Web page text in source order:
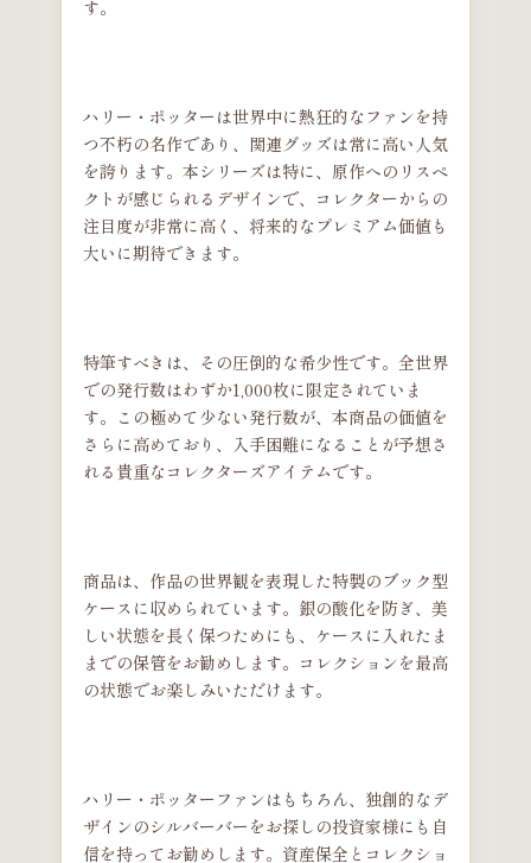
す。
ハリー・ポッターは世界中に熱狂的なファンを持
つ不朽の名作であり、関連グッズは常に高い人気
を誇ります。本シリーズは特に、原作へのリスペ
クトが感じられるデザインで、コレクターからの
注目度が非常に高く、将来的なプレミアム価値も
大いに期待できます。
特筆すべきは、その圧倒的な希少性です。全世界
での発行数はわずか1,000枚に限定されていま
す。この極めて少ない発行数が、本商品の価値を
さらに高めており、入手困難になることが予想さ
れる貴重なコレクターズアイテムです。
商品は、作品の世界観を表現した特製のブック型
ケースに収められています。銀の酸化を防ぎ、美
しい状態を長く保つためにも、ケースに入れたま
までの保管をお勧めします。コレクションを最高
の状態でお楽しみいただけます。
ハリー・ポッターファンはもちろん、独創的なデ
ザインのシルバーバーをお探しの投資家様にも自
信を持ってお勧めします。資産保全とコレクショ